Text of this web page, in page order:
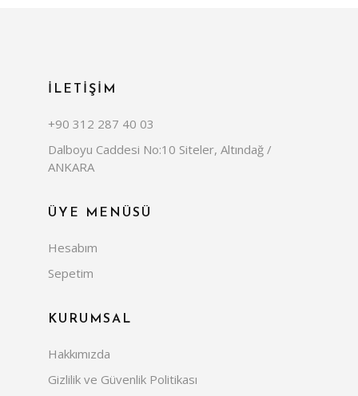
İLETİŞİM
+90 312 287 40 03
Dalboyu Caddesi No:10 Siteler, Altındağ /
ANKARA
ÜYE MENÜSÜ
Hesabım
Sepetim
KURUMSAL
Hakkımızda
Gizlilik ve Güvenlik Politikası